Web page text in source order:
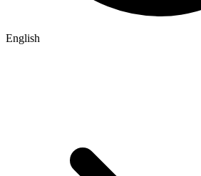
English